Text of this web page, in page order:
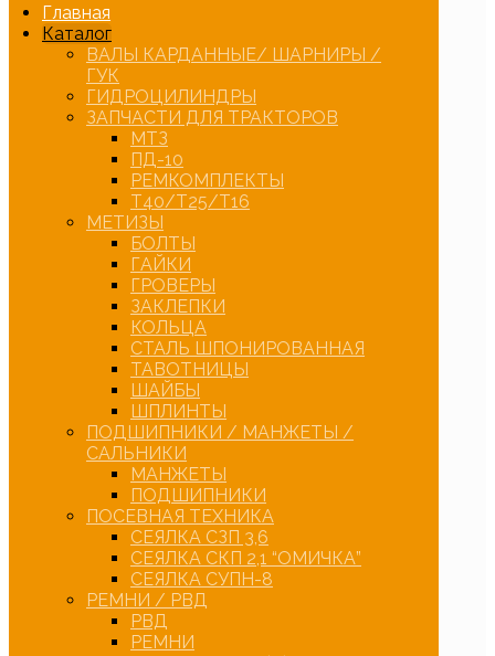
Главная
Каталог
ВАЛЫ КАРДАННЫЕ/ ШАРНИРЫ /
ГУК
ГИДРОЦИЛИНДРЫ
ЗАПЧАСТИ ДЛЯ ТРАКТОРОВ
МТЗ
ПД-10
РЕМКОМПЛЕКТЫ
Т40/Т25/Т16
МЕТИЗЫ
БОЛТЫ
ГАЙКИ
ГРОВЕРЫ
ЗАКЛЕПКИ
КОЛЬЦА
СТАЛЬ ШПОНИРОВАННАЯ
ТАВОТНИЦЫ
ШАЙБЫ
ШПЛИНТЫ
ПОДШИПНИКИ / МАНЖЕТЫ /
САЛЬНИКИ
МАНЖЕТЫ
ПОДШИПНИКИ
ПОСЕВНАЯ ТЕХНИКА
СЕЯЛКА СЗП 3,6
СЕЯЛКА СКП 2,1 “ОМИЧКА”
СЕЯЛКА СУПН-8
РЕМНИ / РВД
РВД
РЕМНИ